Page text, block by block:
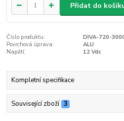
Přidat do
Číslo produktu:
DIVA-720-
Povrchová úprava:
ALU
Napětí:
12 Vdc
Kompletní specifikace
Související zboží 3